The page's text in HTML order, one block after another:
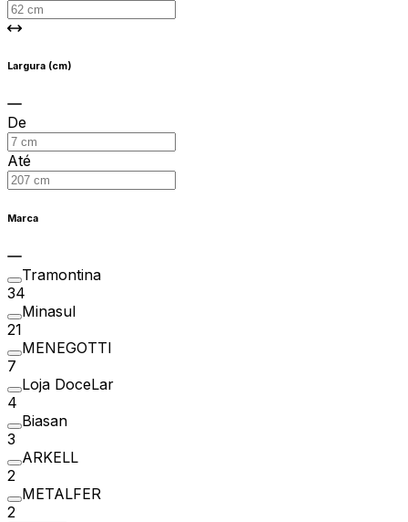
Largura (cm)
De
Até
Marca
Tramontina
34
Minasul
21
MENEGOTTI
7
Loja DoceLar
4
Biasan
3
ARKELL
2
METALFER
2